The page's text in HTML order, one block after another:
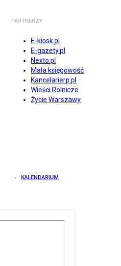
PARTNERZY
E-kiosk.pl
E-gazety.pl
Nexto.pl
Mała księgowość
Kancelarierp.pl
Wieści Rolnicze
Życie Warszawy
KALENDARIUM